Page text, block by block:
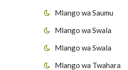
Mlango wa Saumu
Mlango wa Swala
Mlango wa Swala
Mlango wa Twahara